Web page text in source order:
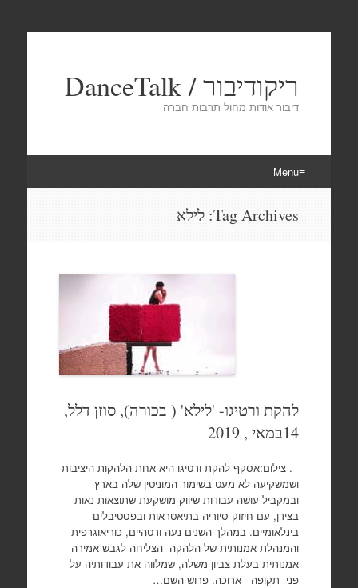
ריקודיבור / DanceTalk
דיבור אודות מחול תרבות חברה
Menu
Tag Archives: לילא
להקת ורטיגו- 'לילא' ( בכורה), סוזן דלל,
14במאי , 2019
. צילום:אסקף להקת ורטיגו היא אחת הלהקות היציבות
ושמשקיעה לא מעט בשימור המוניטין שלה בארץ
ובמקביל עושה עבודות שיווק מושקעת שתוצאות נאות
בצידן, עם חיזוק סיוריה בתיאטראות ובפסטיבלים
בינלאומיים. במהלך השנים נעה ורטהיים, כוריאוגרפית
והמנהלת אמנותית של הלהקה הצליחה לגבש אמירה
אמנותית בעלת צביון משלה, שמלווה את עבודותיה על
פני תקופה ארוכה. פרוש השם…